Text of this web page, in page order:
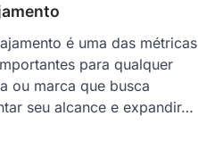
é uma das métricas
para qualquer
ou marca que busca
seu alcance e expandir…